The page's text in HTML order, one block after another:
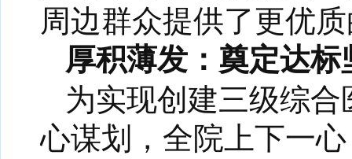
周边群众提供了更优
厚积薄发：奠定达标
为实现创建三级综
心谋划，全院上下一